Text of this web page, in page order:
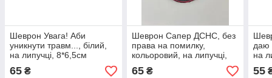
Шеврон Увага! Аби
уникнути травм..., білий,
на липучці, 8*6,5см
65 ₴
Шеврон Сапер ДСНС, без
права на помилку,
кольоровий, на липучці,
9,5*6,8см
65₴
даю
на
55